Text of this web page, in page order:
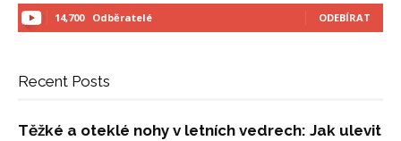
14,700 Odběratelé ODEBÍRAT
Recent Posts
Těžké a oteklé nohy v letních vedrech: Jak ulevit